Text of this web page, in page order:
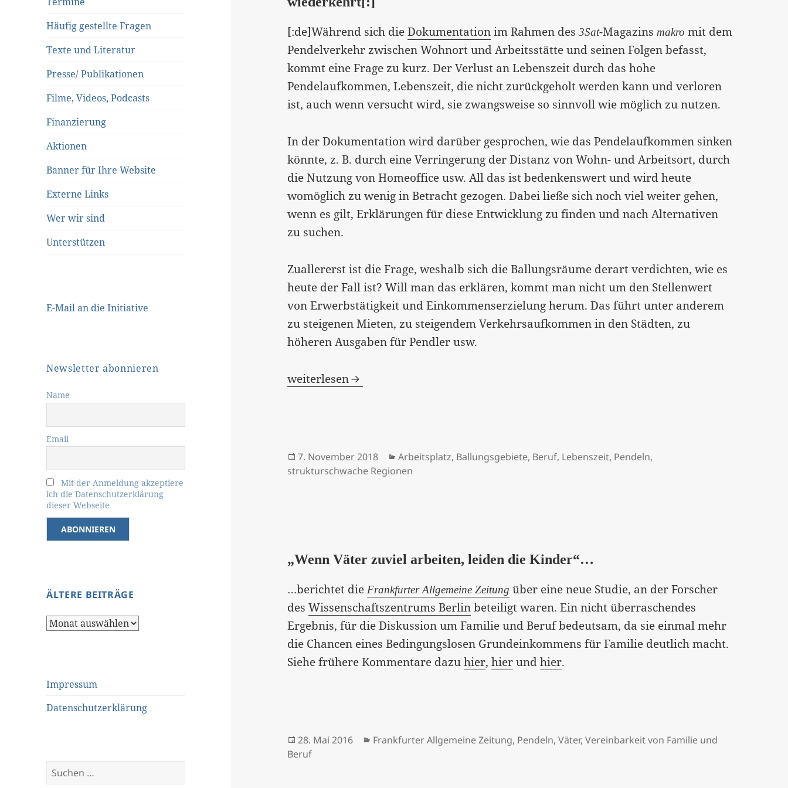
Häufig gestellte Fragen
Texte und Literatur
Presse/ Publikationen
Filme, Videos, Podcasts
Finanzierung
Aktionen
Banner für Ihre Website
Externe Links
Wer wir sind
Unterstützen
E-Mail an die Initiative
Newsletter abonnieren
Name
Email
Mit der Anmeldung akzeptiere
ich die Datenschutzerklärung
dieser Webseite
ÄLTERE BEITRÄGE
Ältere
Impressum
Datenschutzerklärung
Suchen
nach:
[:de]Während sich dieDokumentationim Rahmen des3Sat-Magazinsmakro mit dem
Pendelverkehr zwischen Wohnort und Arbeitsstätte und seinen Folgen befasst,
kommt eine Frage zu kurz. Der Verlust an Lebenszeit durch das hohe
Pendelaufkommen, Lebenszeit, die nicht zurückgeholt werden kann und verloren
ist, auch wenn versucht wird, sie zwangsweise so sinnvoll wie möglich zu nutzen.
In der Dokumentation wird darüber gesprochen, wie das Pendelaufkommen sinken
könnte, z. B. durch eine Verringerung der Distanz von Wohn- und Arbeitsort, durch
die Nutzung von Homeoffice usw. All das ist bedenkenswert und wird heute
womöglich zu wenig in Betracht gezogen. Dabei ließe sich noch viel weiter gehen,
wenn es gilt, Erklärungen für diese Entwicklung zu finden und nach Alternativen
zu suchen.
Zuallererst ist die Frage, weshalb sich die Ballungsräume derart verdichten, wie es
heute der Fall ist? Will man das erklären, kommt man nicht um den Stellenwert
von Erwerbstätigkeit und Einkommenserzielung herum. Das führt unter anderem
zu steigenen Mieten, zu steigendem Verkehrsaufkommen in den Städten, zu
höheren Ausgaben für Pendler usw.
[:de]“Pendler-Wahnsinn“ – und verlorene Lebenszeit, die nicht mehr wiederkehrt[:]
weiterlesen
Veröffentlicht
am
7. November 2018 Kategorien
Arbeitsplatz, Ballungsgebiete, Beruf, Lebenszeit, Pendeln,
strukturschwache Regionen
„Wenn Väter zuviel arbeiten, leiden die Kinder“…
…berichtet dieFrankfurter Allgemeine Zeitung über eine neue Studie, an der Forscher
desWissenschaftszentrums Berlinbeteiligt waren. Ein nicht überraschendes
Ergebnis, für die Diskussion um Familie und Beruf bedeutsam, da sie einmal mehr
die Chancen eines Bedingungslosen Grundeinkommens für Familie deutlich macht.
Siehe frühere Kommentare dazuhier,hierundhier.
Veröffentlicht
am
28. Mai 2016 Kategorien
Frankfurter Allgemeine Zeitung, Pendeln,Väter,Vereinbarkeit von Familie und
Beruf